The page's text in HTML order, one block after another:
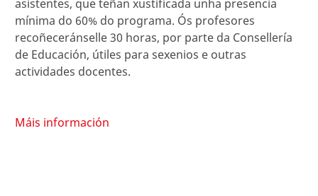
asistentes, que teñan xustificada unha presencia
mínima do 60% do programa. Ós profesores
recoñeceránselle 30 horas, por parte da Consellería
de Educación, útiles para sexenios e outras
actividades docentes.
Máis información